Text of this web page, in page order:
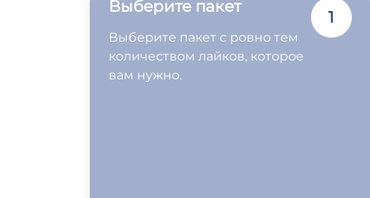
Выберите пакет
Выберите пакет с ровно тем
количеством лайков, которое
вам нужно.
1